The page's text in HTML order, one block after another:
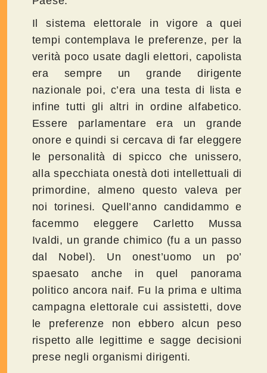
Il sistema elettorale in vigore a quei
tempi contemplava le preferenze, per la
verità poco usate dagli elettori, capolista
era sempre un grande dirigente
nazionale poi, c’era una testa di lista e
infine tutti gli altri in ordine alfabetico.
Essere parlamentare era un grande
onore e quindi si cercava di far eleggere
le personalità di spicco che unissero,
alla specchiata onestà doti intellettuali di
primordine, almeno questo valeva per
noi torinesi. Quell’anno candidammo e
facemmo eleggere Carletto Mussa
Ivaldi, un grande chimico (fu a un passo
dal Nobel). Un onest’uomo un po’
spaesato anche in quel panorama
politico ancora naif. Fu la prima e ultima
campagna elettorale cui assistetti, dove
le preferenze non ebbero alcun peso
rispetto alle legittime e sagge decisioni
prese negli organismi dirigenti.